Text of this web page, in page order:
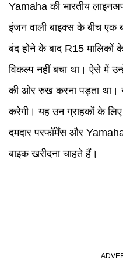
Yamaha की भारतीय
इंजन वाली बाइक्स के बीच
बंद होने के बाद R15 मालिकों
विकल्प नहीं बचा था। ऐसे में
की ओर रुख करना पड़ता था।
करेगी। यह उन ग्राहकों के लिए
दमदार परफॉर्मेंस और
बाइक खरीदना चाहते हैं।